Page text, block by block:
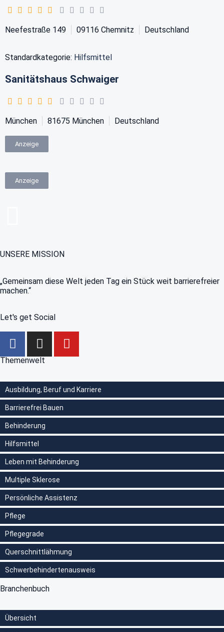
Neefestraße 149 09116 Chemnitz Deutschland
Standardkategorie: Hilfsmittel
Sanitätshaus Schwaiger
München 81675 München Deutschland
Anzeige
Anzeige
UNSERE MISSION
„Gemeinsam diese Welt jeden Tag ein Stück weit barrierefreier
machen.“
Let's get Social
Themenwelt
Ausbildung, Beruf und Karriere
Barrierefrei Bauen
Behinderung
Hilfsmittel
Leben mit Behinderung
Multiple Sklerose
Persönliche Assistenz
Pflege
Pflegegrade
Querschnittlähmung
Schwerbehindertenausweis
Branchenbuch
Übersicht